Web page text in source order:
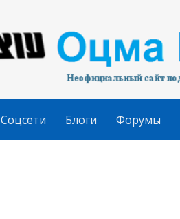
Соцсети Блоги Форумы